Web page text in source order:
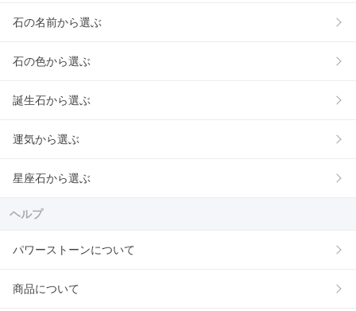
石の名前から選ぶ
石の色から選ぶ
誕生石から選ぶ
運気から選ぶ
星座石から選ぶ
ヘルプ
パワーストーンについて
商品について